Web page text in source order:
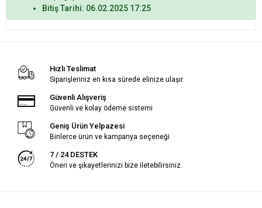
Bitiş Tarihi: 06.02.2025 17:25
Hızlı Teslimat
Siparişleriniz en kısa sürede elinize ulaşır.
Güvenli Alışveriş
Güvenli ve kolay ödeme sistemi
Geniş Ürün Yelpazesi
Binlerce ürün ve kampanya seçeneği
7 / 24 DESTEK
Öneri ve şikayetlerinizi bize iletebilirsiniz.